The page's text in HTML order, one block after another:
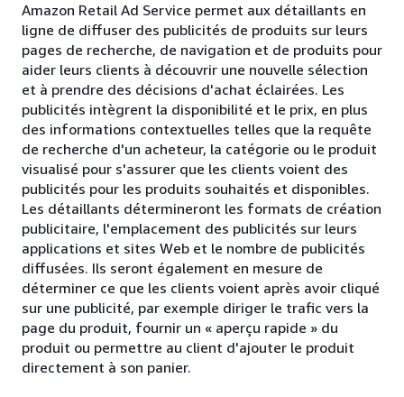
Amazon Retail Ad Service permet aux détaillants en
ligne de diffuser des publicités de produits sur leurs
pages de recherche, de navigation et de produits pour
aider leurs clients à découvrir une nouvelle sélection
et à prendre des décisions d'achat éclairées. Les
publicités intègrent la disponibilité et le prix, en plus
des informations contextuelles telles que la requête
de recherche d'un acheteur, la catégorie ou le produit
visualisé pour s'assurer que les clients voient des
publicités pour les produits souhaités et disponibles.
Les détaillants détermineront les formats de création
publicitaire, l'emplacement des publicités sur leurs
applications et sites Web et le nombre de publicités
diffusées. Ils seront également en mesure de
déterminer ce que les clients voient après avoir cliqué
sur une publicité, par exemple diriger le trafic vers la
page du produit, fournir un « aperçu rapide » du
produit ou permettre au client d'ajouter le produit
directement à son panier.